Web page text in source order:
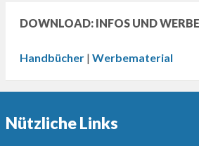
DOWNLOAD: INFOS UND
Handbücher| Werbematerial
Nützliche Links